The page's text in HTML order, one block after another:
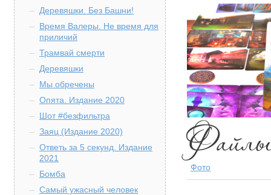
Деревяшки. Без Башни!
Время Валеры. Не время для
приличий
Трамвай смерти
Деревяшки
Мы обречены
Опята. Издание 2020
Шот #безфильтра
Заяц (Издание 2020)
Ответь за 5 секунд. Издание
2021
Бомба
Самый ужасный человек
Фото